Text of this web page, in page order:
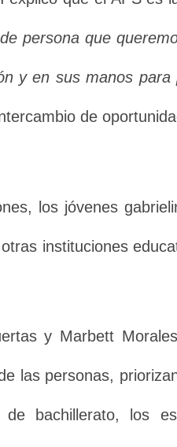
persona que
y en sus manos
de
los jóvenes
instituciones
y Marbett
las personas,
de bachillerato, los